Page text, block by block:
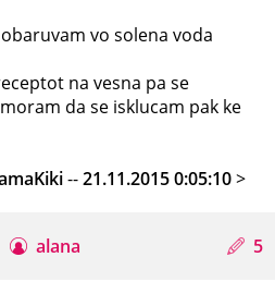
vo solena voda
na vesna pa se
moram da se isklucam pak ke
--21.11.2015 0:05:10>
alana 5